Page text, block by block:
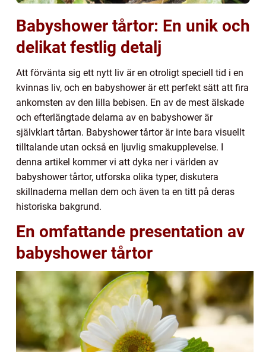
Babyshower tårtor: En unik och
delikat festlig detalj
Att förvänta sig ett nytt liv är en otroligt speciell tid i en
kvinnas liv, och en babyshower är ett perfekt sätt att fira
ankomsten av den lilla bebisen. En av de mest älskade
och efterlängtade delarna av en babyshower är
självklart tårtan. Babyshower tårtor är inte bara visuellt
tilltalande utan också en ljuvlig smakupplevelse. I
denna artikel kommer vi att dyka ner i världen av
babyshower tårtor, utforska olika typer, diskutera
skillnaderna mellan dem och även ta en titt på deras
historiska bakgrund.
En omfattande presentation av
babyshower tårtor